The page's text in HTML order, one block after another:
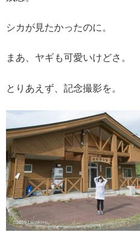
シカが見たかったのに。
まあ、ヤギも可愛いけどさ。
とりあえず、記念撮影を。